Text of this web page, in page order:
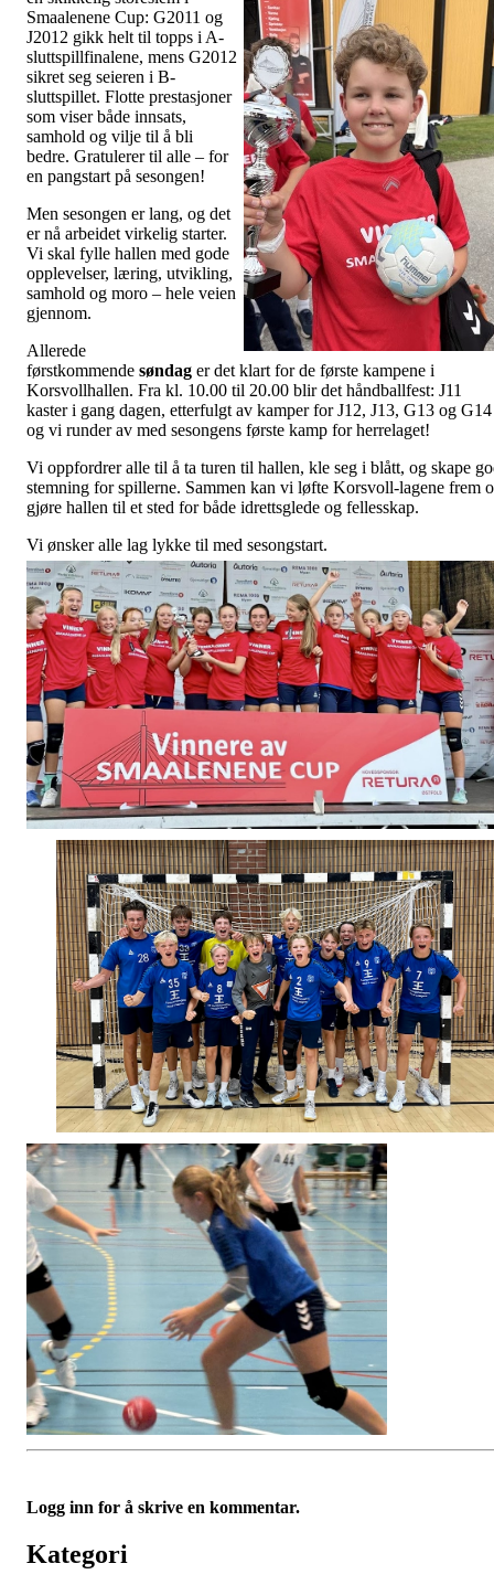
Smaalenene Cup: G2011 og
J2012 gikk helt til topps i A-
sluttspillfinalene, mens G2012
sikret seg seieren i B-
sluttspillet. Flotte prestasjoner
som viser både innsats,
samhold og vilje til å bli
bedre. Gratulerer til alle – for
en pangstart på sesongen!
Men sesongen er lang, og det
er nå arbeidet virkelig starter.
Vi skal fylle hallen med gode
opplevelser, læring, utvikling,
samhold og moro – hele veien
gjennom.
Allerede
førstkommende søndag er det klart for de første kampene i
Korsvollhallen. Fra kl. 10.00 til 20.00 blir det håndballfest: J11
kaster i gang dagen, etterfulgt av kamper for J12, J13, G13 og G14
og vi runder av med sesongens første kamp for herrelaget!
Vi oppfordrer alle til å ta turen til hallen, kle seg i blått, og skape
stemning for spillerne. Sammen kan vi løfte Korsvoll-lagene frem
gjøre hallen til et sted for både idrettsglede og fellesskap.
Vi ønsker alle lag lykke til med sesongstart.
Logg inn for å skrive en kommentar.
Kategori